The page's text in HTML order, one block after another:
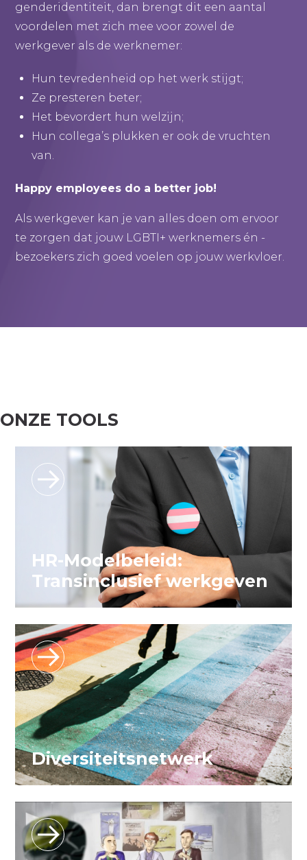
genderidentiteit, dan brengt dit een aantal
voordelen met zich mee voor zowel de
werkgever als de werknemer:
Hun tevredenheid op het werk stijgt;
Ze presteren beter;
Het bevordert hun welzijn;
Hun collega’s plukken er ook de vruchten
van.
Happy employees do a better job!
Als werkgever kan je van alles doen om ervoor
te zorgen dat jouw LGBTI+ werknemers én -
bezoekers zich goed voelen op jouw werkvloer.
ONZE TOOLS
HR-Modelbeleid:
Transinclusief werkgeven
Diversiteitsnetwerk